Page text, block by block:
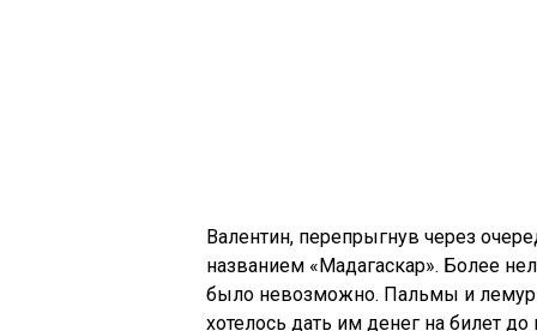
Валентин, перепрыгнув через
названием «Мадагаскар». Более
было невозможно. Пальмы и
хотелось дать им денег на билет